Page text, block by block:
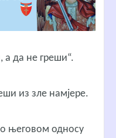
а да не греши“.
из зле намјере.
његовом односу